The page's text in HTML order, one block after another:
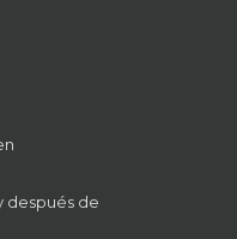
después de